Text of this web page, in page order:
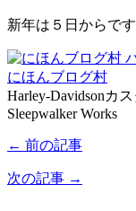
新年は５日からです
にほんブログ村
Harley-Davidsonカ
Sleepwalker Works
← 前の記事
次の記事 →